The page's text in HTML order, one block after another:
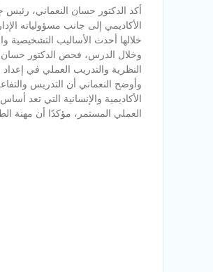
أكد الدكتور حسان النعماني،
الأكاديمي إلى جانب مسؤولياته
خلالها أحدث الأساليب التشخيصية
وخلال الدرس، فحص الدكتور حسان
النظرية والتدريب العملي في إعداد
وأوضح النعماني أن التدريس
الأكاديمية والإنسانية التي تعد
العملي المستمر، مؤكدًا أن مهنة